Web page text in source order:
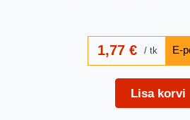
1,77€ tk
Lisa korvi